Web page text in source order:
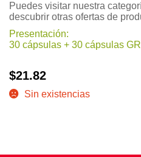
Puedes visitar nuestra
descubrir otras ofertas de
Presentación:
30 cápsulas + 30 cápsulas
$21.82
Sin existencias